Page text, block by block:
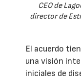
CEO de
director de
El acuerdo
una visión
iniciales de